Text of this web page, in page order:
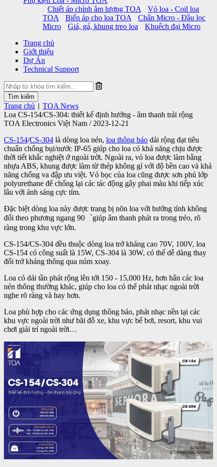
Chiết áp chỉnh âm lượng TOA
Vỏ loa - Coil loa
TOA
Biến áp cho loa TOA
Chân Micro - Đầu lọc
Micro
Giá, gá, khung treo loa
Khuếch đại Micro
Trang chủ
Giới thiệu
Dự Án
Technical Support
Trang chủ
TOA News
Loa CS-154/CS-304: thiết kế định hướng - âm thanh trải rộng
TOA Electronics Việt Nam / 2023-12-21
CS-154/CS-304 là dòng loa nén, loa thông báo dải rộng đạt tiêu
chuẩn chống bụi/nước IP-65 giúp cho loa có khả năng chịu được
thời tiết khắc nghiệt ở ngoài trời. Ngoài ra, vỏ loa được làm bằng
nhựa ABS, khung được làm từ thép không gỉ với độ bền cao và khả
năng chống va đập ưu việt. Vỏ bọc của loa cũng được sơn phủ lớp
polyurethane để chống lại các tác động gây phai màu khi tiếp xúc
lâu với ánh sáng cực tím.
Đặc biệt dòng loa này được trang bị nõn loa với hướng tính không
đổi theo phương ngang 90゜giúp âm thanh phát ra trong trẻo, rõ
ràng trong khu vực lớn.
CS-154/CS-304 đều thuộc dòng loa trở kháng cao 70V, 100V, loa
CS-154 có công suất là 15W, CS-304 là 30W, có thể dễ dàng thay
đổi trở kháng thông qua núm xoay.
Loa có dải tần phát rộng lên tới 150 - 15,000 Hz, hơn hẳn các loa
nén thông thường khác, giúp cho loa có thể phát nhạc ngoài trời
nghe rõ ràng và hay hơn.
Loa phù hợp cho các ứng dụng thông báo, phát nhạc nền tại các
khu vực ngoài trời như bãi đỗ xe, khu vực bể bơi, resort, khu vui
chơi giải trí ngoài trời…